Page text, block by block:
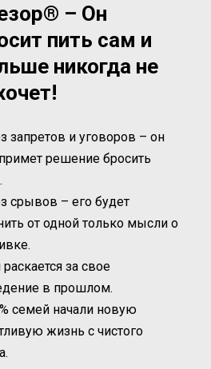
– Он
пить сам и
никогда не
запретов и уговоров – он
решение бросить
срывов – его будет
от одной только мысли о
раскается за свое
в прошлом.
семей начали новую
жизнь с чистого